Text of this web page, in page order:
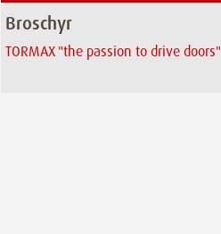
Broschyr
TORMAX "the passion to drive doors"